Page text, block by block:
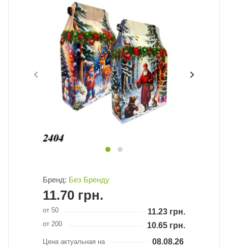
Бренд: Без Бренду
11.70 грн.
от 50 11.23 грн.
от 200 10.65 грн.
Цена актуальная на 08.08.26